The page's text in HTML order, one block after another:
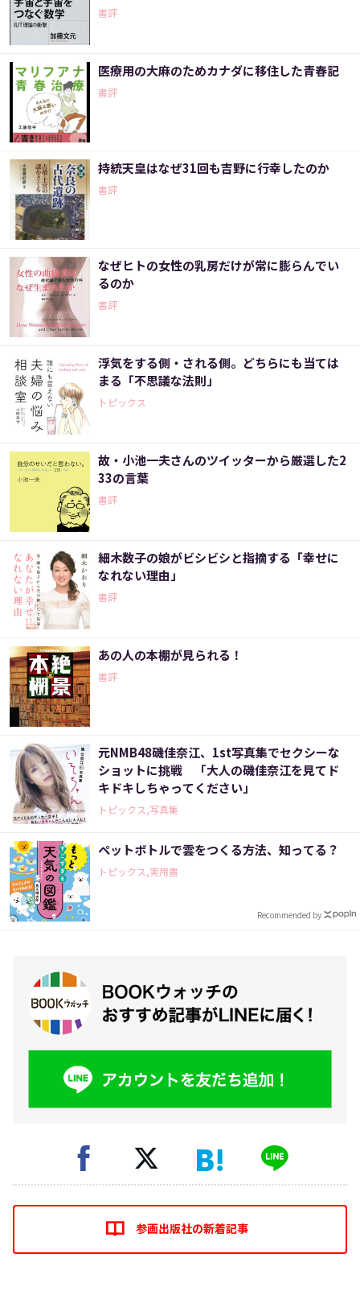
書評
医療用の大麻のためカナダに移住した青春記
書評
持統天皇はなぜ31回も吉野に行幸したのか
書評
なぜヒトの女性の乳房だけが常に膨らんでい
るのか
書評
浮気をする側・される側。どちらにも当ては
まる「不思議な法則」
トピックス
故・小池一夫さんのツイッターから厳選した2
33の言葉
書評
細木数子の娘がビシビシと指摘する「幸せに
なれない理由」
書評
あの人の本棚が見られる！
書評
元NMB48磯佳奈江、1st写真集でセクシーな
ショットに挑戦 「大人の磯佳奈江を見てド
キドキしちゃってください」
トピックス,写真集
ペットボトルで雲をつくる方法、知ってる？
トピックス,実用書
Recommended by
参画出版社の新着記事